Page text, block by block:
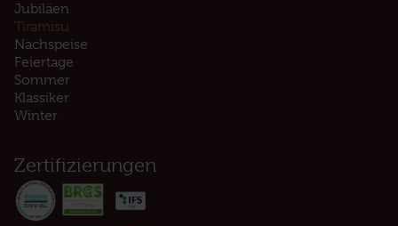
Jubiläen
Tiramisu
Nachspeise
Feiertage
Sommer
Klassiker
Winter
Zertifizierungen